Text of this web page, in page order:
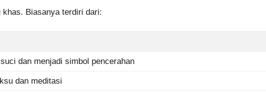
Biasanya terdiri dari:
dan menjadi simbol pencerahan
dan meditasi